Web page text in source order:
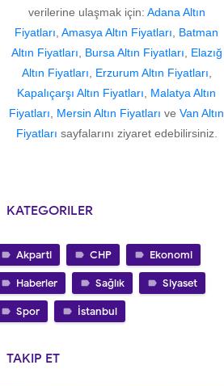
verilerine ulaşmak için: Adana Altın
Fiyatları, Amasya Altın Fiyatları, Batman
Altın Fiyatları, Bursa Altın Fiyatları, Elazığ
Altın Fiyatları, Erzurum Altın Fiyatları,
Kapalıçarşı Altın Fiyatları, Malatya Altın
Fiyatları, Mersin Altın Fiyatları ve Van Altın
Fiyatları sayfalarını ziyaret edebilirsiniz.
KATEGORILER
Akparti CHP Ekonomi
Haberler Sağlık Siyaset
Spor İstanbul
TAKIP ET